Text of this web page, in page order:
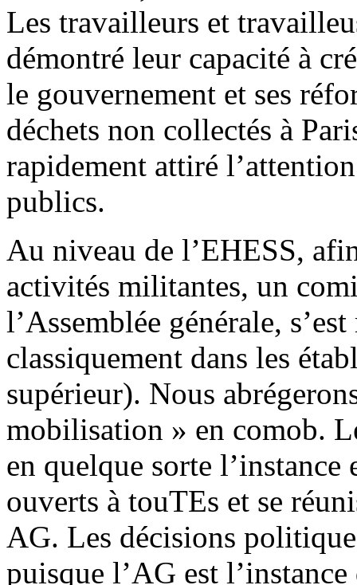
Les travailleurs et
démontré leur capacité à
le gouvernement et ses
déchets non collectés à
rapidement attiré
publics.
Au niveau de l’EHESS,
activités militantes, un
l’Assemblée générale,
classiquement dans les
supérieur). Nous
mobilisation » en comob.
en quelque sorte
ouverts à touTEs et se
AG. Les décisions
puisque l’AG est